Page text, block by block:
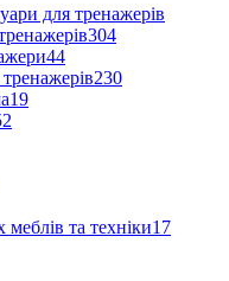
для тренажерів
304
44
230
19
та техніки17